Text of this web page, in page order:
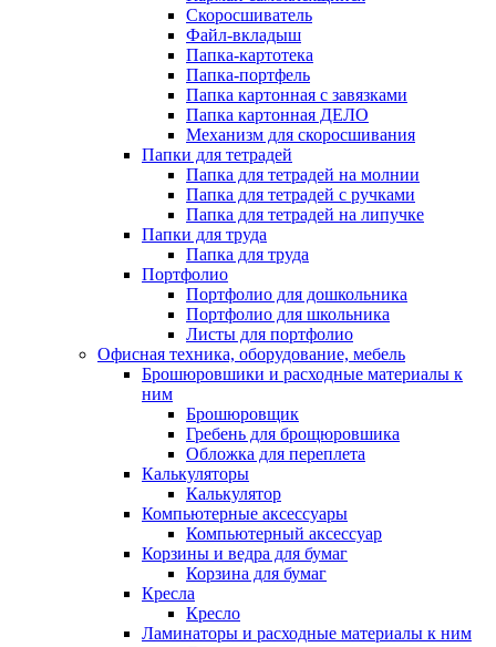
Скоросшиватель
Файл-вкладыш
Папка-картотека
Папка-портфель
Папка картонная с завязками
Папка картонная ДЕЛО
Механизм для скоросшивания
Папки для тетрадей
Папка для тетрадей на молнии
Папка для тетрадей с ручками
Папка для тетрадей на липучке
Папки для труда
Папка для труда
Портфолио
Портфолио для дошкольника
Портфолио для школьника
Листы для портфолио
Офисная техника, оборудование, мебель
Брошюровшики и расходные материалы к
ним
Брошюровщик
Гребень для брощюровшика
Обложка для переплета
Калькуляторы
Калькулятор
Компьютерные аксессуары
Компьютерный аксессуар
Корзины и ведра для бумаг
Корзина для бумаг
Кресла
Кресло
Ламинаторы и расходные материалы к ним